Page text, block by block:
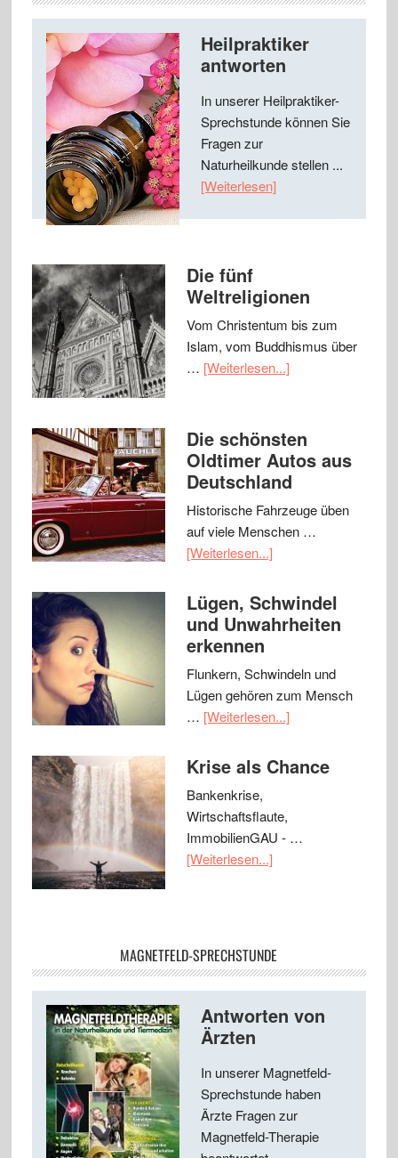
Heilpraktiker
antworten
In unserer Heilpraktiker-
Sprechstunde können Sie
Fragen zur
Naturheilkunde stellen ...
[Weiterlesen]
Die fünf
Weltreligionen
Vom Christentum bis zum
Islam, vom Buddhismus über
… [Weiterlesen...]
Die schönsten
Oldtimer Autos aus
Deutschland
Historische Fahrzeuge üben
auf viele Menschen …
[Weiterlesen...]
Lügen, Schwindel
und Unwahrheiten
erkennen
Flunkern, Schwindeln und
Lügen gehören zum Mensch
… [Weiterlesen...]
Krise als Chance
Bankenkrise,
Wirtschaftsflaute,
ImmobilienGAU - …
[Weiterlesen...]
MAGNETFELD-SPRECHSTUNDE
Antworten von
Ärzten
In unserer Magnetfeld-
Sprechstunde haben
Ärzte Fragen zur
Magnetfeld-Therapie